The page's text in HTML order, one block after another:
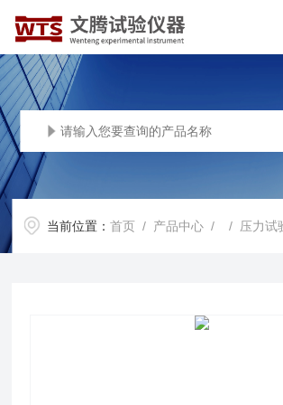
当前位置：首页 / 产品中心 / / 压力试